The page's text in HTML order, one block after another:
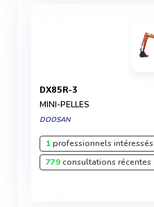
DX85R-3
MINI-PELLES
DOOSAN
1professionnels intéressés
779consultations récentes